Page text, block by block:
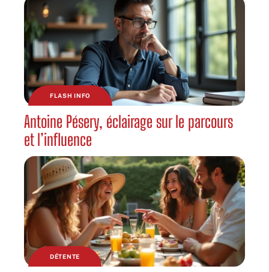
FLASH INFO
Antoine Pésery, éclairage sur le parcours
et l’influence
DÉTENTE